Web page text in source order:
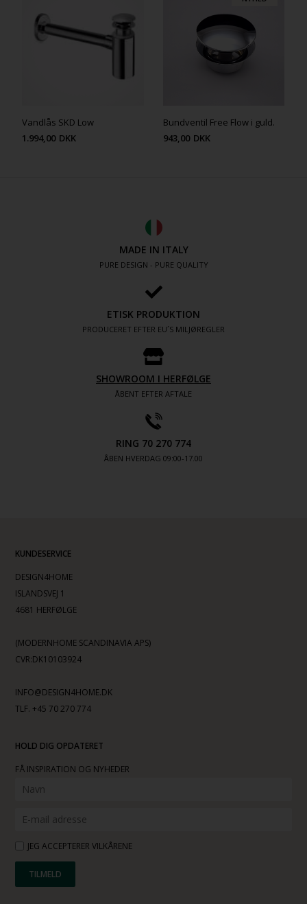
Vandlås SKD Low
1.994,00 DKK
Bundventil Free Flow i guld.
943,00 DKK
MADE IN ITALY
PURE DESIGN - PURE QUALITY
ETISK PRODUKTION
PRODUCERET EFTER EU´S MILJØREGLER
SHOWROOM I HERFØLGE
ÅBENT EFTER AFTALE
RING 70 270 774
ÅBEN HVERDAG 09:00-17.00
KUNDESERVICE
DESIGN4HOME
ISLANDSVEJ 1
4681 HERFØLGE
(MODERNHOME SCANDINAVIA APS)
CVR:DK10103924
INFO@DESIGN4HOME.DK
TLF. +45 70 270 774
HOLD DIG OPDATERET
FÅ INSPIRATION OG NYHEDER
JEG ACCEPTERER VILKÅRENE